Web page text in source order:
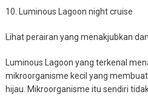
10. Luminous Lagoon night cruise
Lihat perairan yang menakjubkan
Luminous Lagoon yang terkenal
mikroorganisme kecil yang
hijau. Mikroorganisme itu sendiri